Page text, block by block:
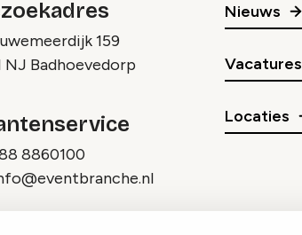
159
NJ Badhoevedorp
8860100
Nieuws
Vacatures
Locaties